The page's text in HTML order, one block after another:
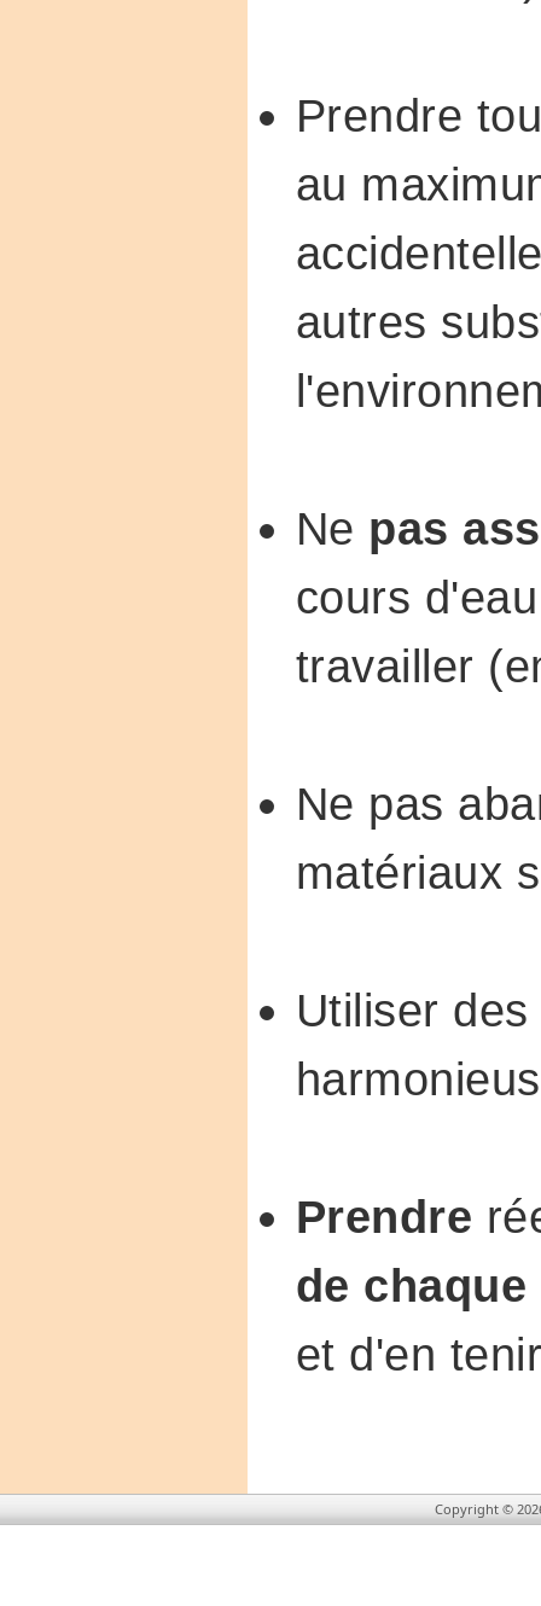
Prendre
au
autres
Ne pas
cours
travailler
Ne pas
matériaux
Utiliser des
Prendre
de
et d'en
Copyright ©